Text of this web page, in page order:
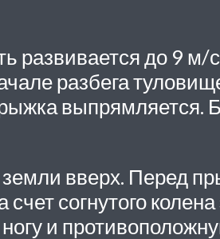
развивается до 9 м/
разбега
выпрямляется.
земли вверх. Перед
согнутого колена
и